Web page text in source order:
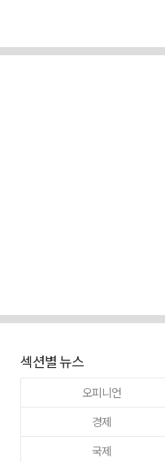
섹션별 뉴스
오피니언
경제
국제